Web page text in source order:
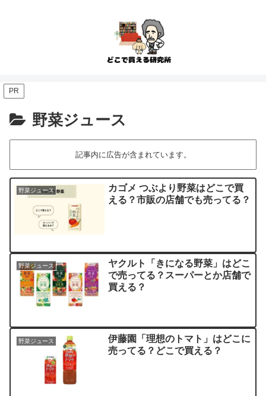
PR
野菜ジュース
記事内に広告が含まれています。
野菜ジュース
カゴメ つぶより野菜はどこで買
える？市販の店舗でも売ってる？
野菜ジュース
ヤクルト「きになる野菜」はどこ
で売ってる？スーパーとか店舗で
買える？
野菜ジュース
伊藤園「理想のトマト」はどこに
売ってる？どこで買える？